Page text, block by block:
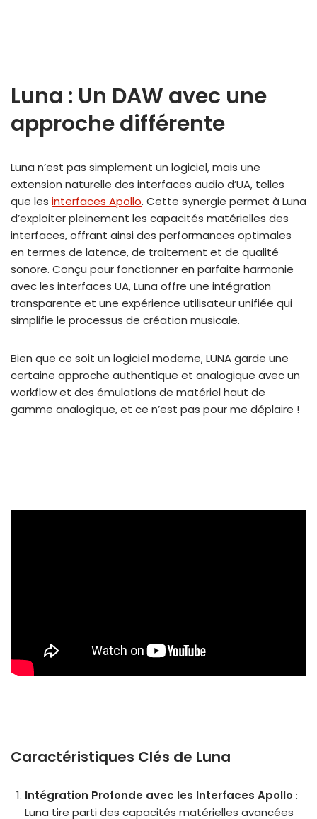
Luna : Un DAW avec une
approche différente
Luna n’est pas simplement un logiciel, mais une
extension naturelle des interfaces audio d’UA, telles
que les interfaces Apollo. Cette synergie permet à Luna
d’exploiter pleinement les capacités matérielles des
interfaces, offrant ainsi des performances optimales
en termes de latence, de traitement et de qualité
sonore. Conçu pour fonctionner en parfaite harmonie
avec les interfaces UA, Luna offre une intégration
transparente et une expérience utilisateur unifiée qui
simplifie le processus de création musicale.
Bien que ce soit un logiciel moderne, LUNA garde une
certaine approche authentique et analogique avec un
workflow et des émulations de matériel haut de
gamme analogique, et ce n’est pas pour me déplaire !
Caractéristiques Clés de Luna
Intégration Profonde avec les Interfaces Apollo:
Luna tire parti des capacités matérielles avancées